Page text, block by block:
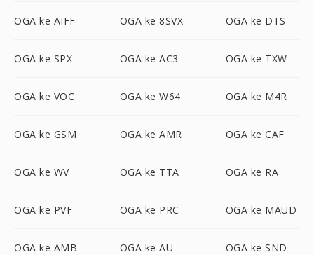
OGA ke AIFF OGA ke 8SVX OGA ke DTS
OGA ke SPX OGA ke AC3 OGA ke TXW
OGA ke VOC OGA ke W64 OGA ke M4R
OGA ke GSM OGA ke AMR OGA ke CAF
OGA ke WV OGA ke TTA OGA ke RA
OGA ke PVF OGA ke PRC OGA ke MAUD
OGA ke AMB OGA ke AU OGA ke SND